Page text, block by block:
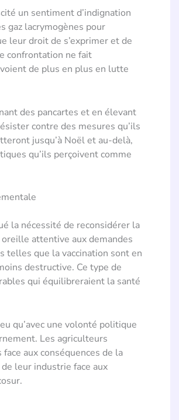
un sentiment d’indignation
gaz lacrymogènes pour
leur droit de s’exprimer et de
confrontation ne fait
de plus en plus en lutte
des pancartes et en élevant
contre des mesures qu’ils
jusqu’à Noël et au-delà,
qu’ils perçoivent comme
la nécessité de reconsidérer la
attentive aux demandes
telles que la vaccination sont en
destructive. Ce type de
qui équilibreraient la santé
qu’avec une volonté politique
Les agriculteurs
aux conséquences de la
leur industrie face aux